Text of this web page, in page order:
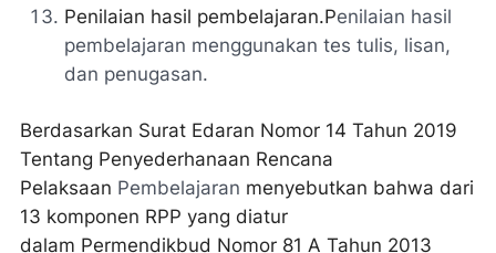
Penilaian hasil pembelajaran.Penilaian hasil
pembelajaran menggunakan tes tulis, lisan,
dan penugasan.
Berdasarkan Surat Edaran Nomor 14 Tahun 2019
Tentang Penyederhanaan Rencana
Pelaksaan Pembelajaran menyebutkan bahwa dari
13 komponen RPP yang diatur
dalam Permendikbud Nomor 81 A Tahun 2013